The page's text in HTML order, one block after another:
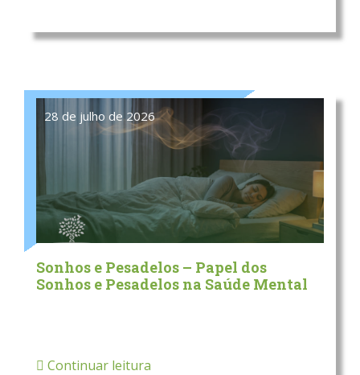
28 de julho de 2026
Sonhos e Pesadelos – Papel dos
Sonhos e Pesadelos na Saúde Mental
Continuar leitura